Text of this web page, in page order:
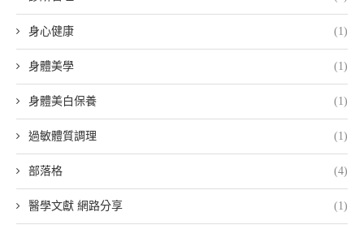
身心健康 (1)
身體美學 (1)
身體美白保養 (1)
過敏體質調理 (1)
部落格 (4)
醫學文獻 網路分享 (1)